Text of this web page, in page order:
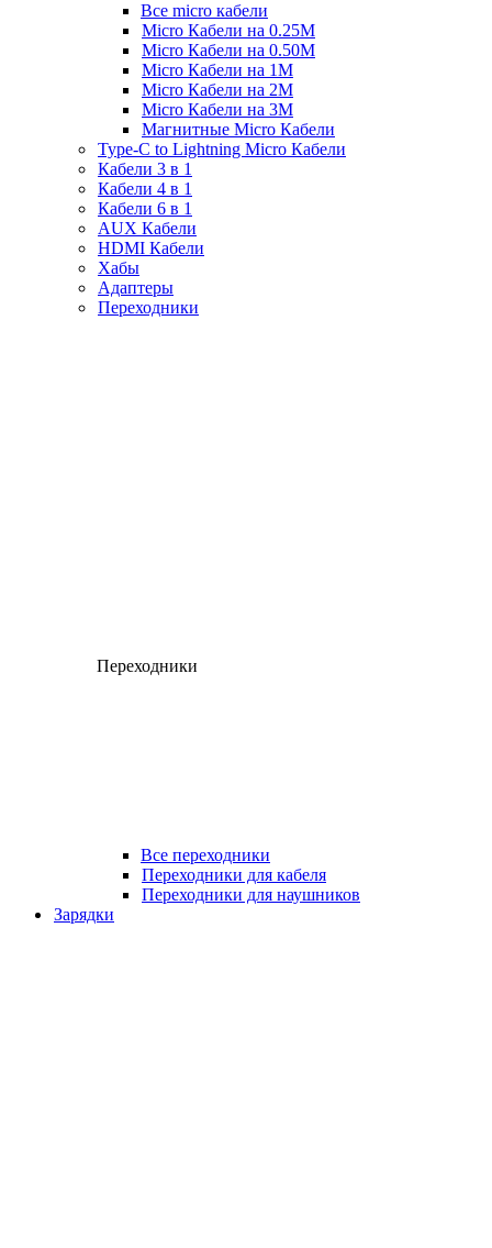
Все micro кабели
Micro Кабели на 0.25М
Micro Кабели на 0.50М
Micro Кабели на 1М
Micro Кабели на 2М
Micro Кабели на 3М
Магнитные Micro Кабели
Type-C to Lightning Micro Кабели
Кабели 3 в 1
Кабели 4 в 1
Кабели 6 в 1
AUX Кабели
HDMI Кабели
Хабы
Адаптеры
Переходники
Переходники
Все переходники
Переходники для кабеля
Переходники для наушников
Зарядки